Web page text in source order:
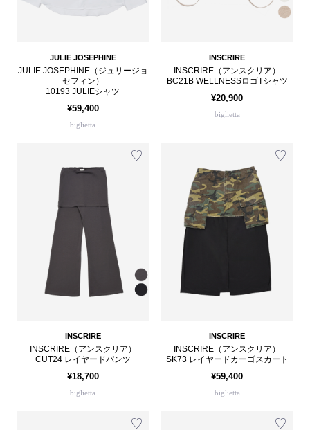
JULIE JOSEPHINE
JULIE JOSEPHINE（ジュリージョ
セフィン）
10193 JULIEシャツ
¥59,400
biglietta
INSCRIRE
INSCRIRE（アンスクリア）
BC21B WELLNESSロゴTシャツ
¥20,900
biglietta
INSCRIRE
INSCRIRE（アンスクリア）
CUT24 レイヤードパンツ
¥18,700
biglietta
INSCRIRE
INSCRIRE（アンスクリア）
SK73 レイヤードカーゴスカート
¥59,400
biglietta